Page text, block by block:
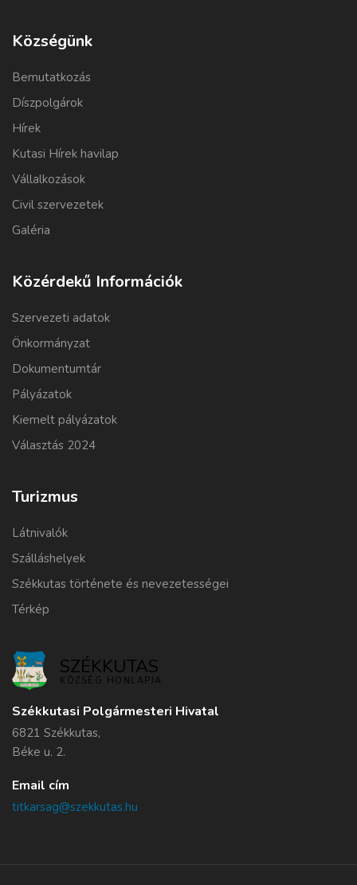
Községünk
Bemutatkozás
Díszpolgárok
Hírek
Kutasi Hírek havilap
Vállalkozások
Civil szervezetek
Galéria
Közérdekű Információk
Szervezeti adatok
Önkormányzat
Dokumentumtár
Pályázatok
Kiemelt pályázatok
Választás 2024
Turizmus
Látnivalók
Szálláshelyek
Székkutas története és nevezetességei
Térkép
SZÉKKUTAS
KÖZSÉG HONLAPJA
Székkutasi Polgármesteri Hivatal
6821 Székkutas,
Béke u. 2.
Email cím
titkarsag@szekkutas.hu